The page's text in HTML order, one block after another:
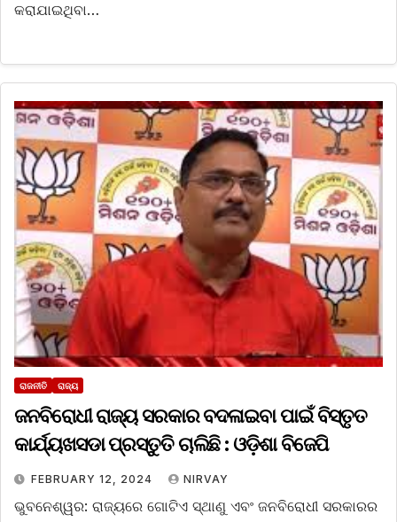
କରାଯାଇଥିବା…
ରାଜନୀତି ରାଜ୍ୟ
ଜନବିରୋଧୀ ରାଜ୍ୟ ସରକାର ବଦଳାଇବା ପାଇଁ ବିସ୍ତୃତ
କାର୍ଯ୍ୟଖସଡା ପ୍ରସ୍ତୁତି ଚାଲିଛି : ଓଡ଼ିଶା ବିଜେପି
FEBRUARY 12, 2024 NIRVAY
ଭୁବନେଶ୍ୱର: ରାଜ୍ୟରେ ଗୋଟିଏ ସ୍ଥାଣୁ ଏବଂ ଜନବିରୋଧୀ ସରକାରର